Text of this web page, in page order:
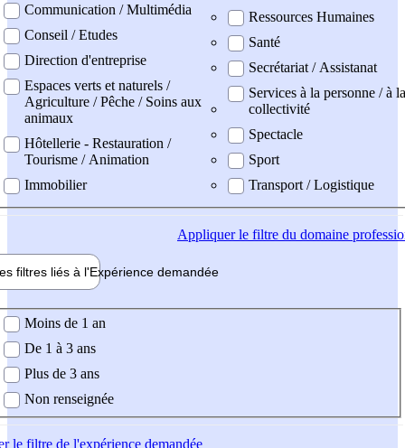
Communication / Multimédia
Conseil / Etudes
Direction d'entreprise
Espaces verts et naturels /
Agriculture / Pêche / Soins aux
animaux
Hôtellerie - Restauration /
Tourisme / Animation
Immobilier
Ressources Humaines
Santé
Secrétariat / Assistanat
Services à la personne / à la
collectivité
Spectacle
Sport
Transport / Logistique
Appliquerle filtre du domaine
filtres liés à l'Expérience demandée
demandée
Moins de 1 an
De 1 à 3 ans
Plus de 3 ans
Non renseignée
le filtre de l'expérience demandée